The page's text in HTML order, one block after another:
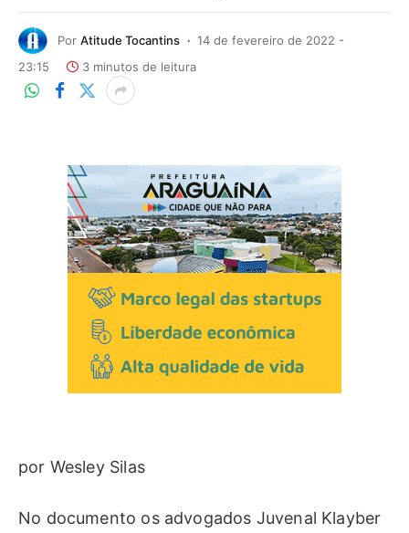
Por Atitude Tocantins
14 de fevereiro de 2022 -
23:15
3 minutos de leitura
por Wesley Silas
No documento os advogados Juvenal Klayber